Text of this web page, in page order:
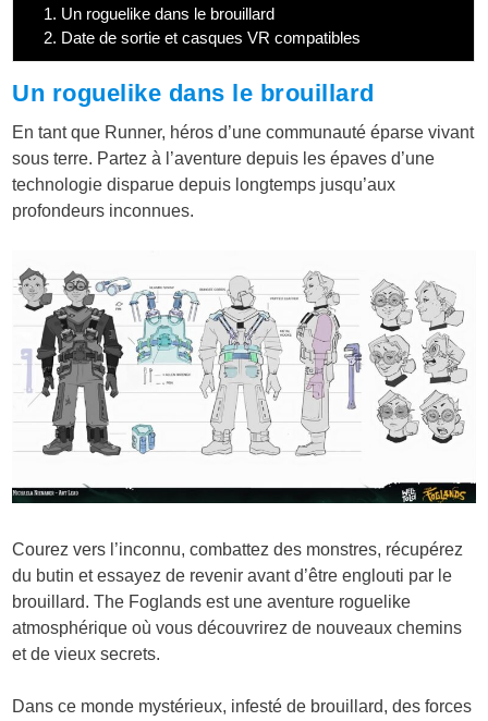
1. Un roguelike dans le brouillard
2. Date de sortie et casques VR compatibles
Un roguelike dans le brouillard
En tant que Runner, héros d’une communauté éparse vivant
sous terre. Partez à l’aventure depuis les épaves d’une
technologie disparue depuis longtemps jusqu’aux
profondeurs inconnues.
Courez vers l’inconnu, combattez des monstres, récupérez
du butin et essayez de revenir avant d’être englouti par le
brouillard. The Foglands est une aventure roguelike
atmosphérique où vous découvrirez de nouveaux chemins
et de vieux secrets.
Dans ce monde mystérieux, infesté de brouillard, des forces